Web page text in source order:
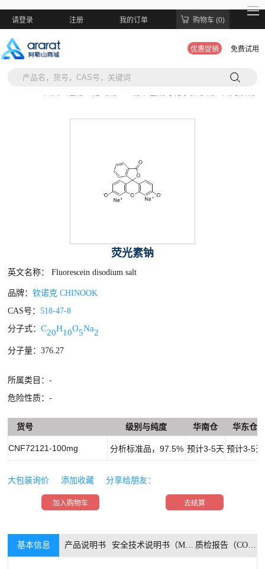
请登录 注册 我的订单 购物车 (0)
优惠促销 免费试用
荧光素钠
英文名称： Fluorescein disodium salt
品牌：钦诺克 CHINOOK
CAS号：518-47-8
分子式：C20H10O5Na2
分子量：376.27
所属类目：-
危险性质：-
货号 级别与纯度 华南仓 华东仓
CNF72121-100mg 分析标准品，97.5% 预计3-5天 预计3-5天
大包装询价 添加收藏 分享给朋友：
加入购物车 去结算
基本信息 产品说明书 安全技术说明书（MSDS） 质检报告（COA）